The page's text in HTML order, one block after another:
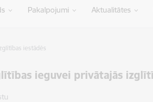
Pakalpojumi Aktualitātes
iestādēs
ieguvei privātajās